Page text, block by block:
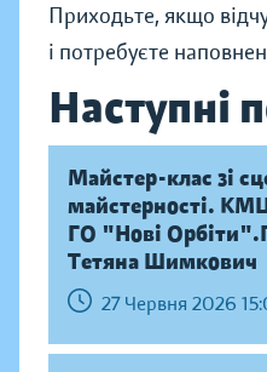
Приходьте, якщо
і потребуєте
Наступні
Майстер-клас зі
майстерності.
ГО "Нові
Тетяна Шимкович
27 Червня 2026